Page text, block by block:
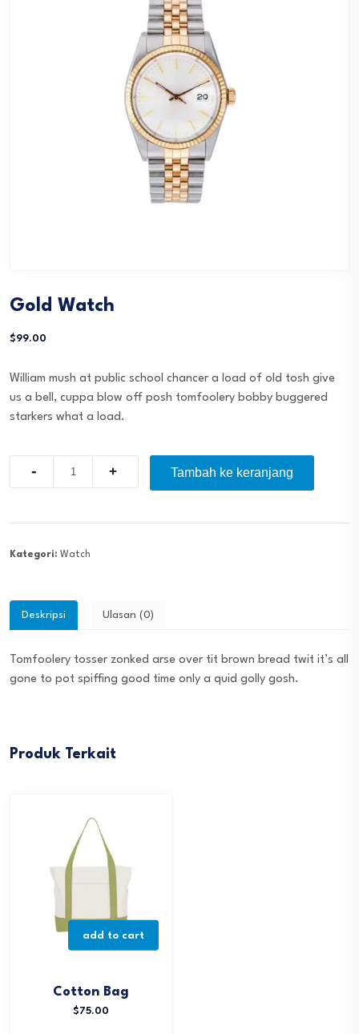
Gold Watch
$99.00
William mush at public school chancer a load of old tosh give
us a bell, cuppa blow off posh tomfoolery bobby buggered
starkers what a load.
Tambah ke keranjang
Kategori: Watch
Deskripsi Ulasan (0)
Tomfoolery tosser zonked arse over tit brown bread twit it’s all
gone to pot spiffing good time only a quid golly gosh.
Produk Terkait
add to cart
Cotton Bag
$75.00